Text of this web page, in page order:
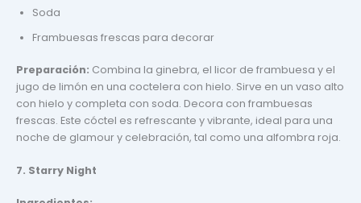
Soda
Frambuesas frescas para decorar
Preparación: Combina la ginebra, el licor de frambuesa y el
jugo de limón en una coctelera con hielo. Sirve en un vaso alto
con hielo y completa con soda. Decora con frambuesas
frescas. Este cóctel es refrescante y vibrante, ideal para una
noche de glamour y celebración, tal como una alfombra roja.
7. Starry Night